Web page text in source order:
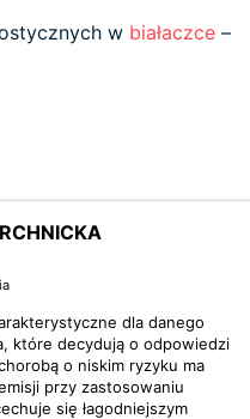
w białaczce –
dla danego
które decydują o odpowiedzi
o niskim ryzyku ma
przy zastosowaniu
się łagodniejszym